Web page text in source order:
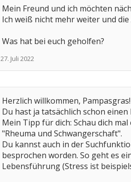
Mein Freund und ich möchten
Ich weiß nicht mehr weiter und die
Was hat bei euch geholfen?
27. Juli 2022
Herzlich willkommen, Pampasgras!
Du hast ja tatsächlich schon
Mein Tipp für dich: Schau dich
"Rheuma und Schwangerschaft".
Du kannst auch in der
besprochen worden. So geht es
Lebensführung (Stress ist